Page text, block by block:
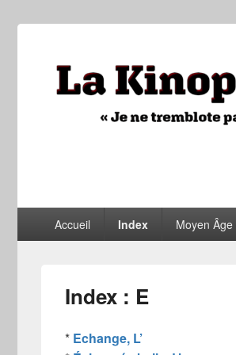
La
principalAccueil Index Moyen
Index : E
* Echange, L’